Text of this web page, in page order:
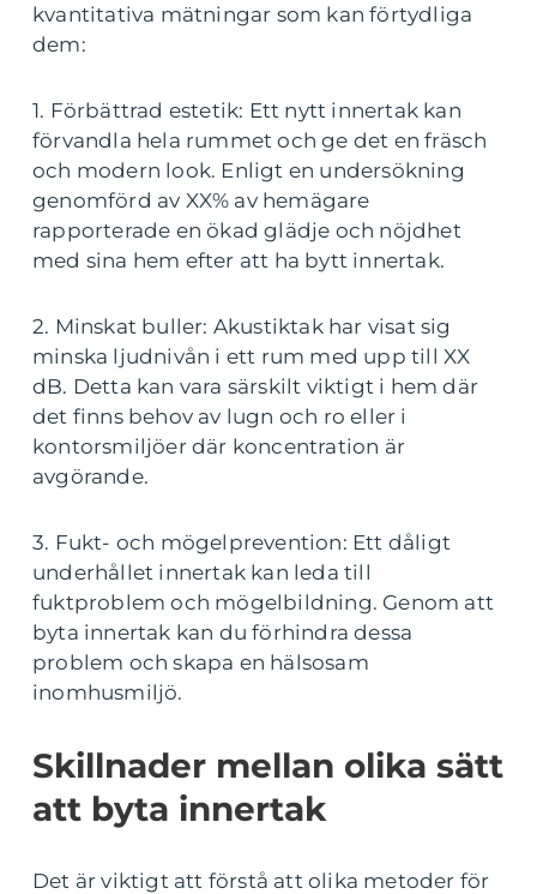
kvantitativa mätningar som kan förtydliga
dem:
1. Förbättrad estetik: Ett nytt innertak kan
förvandla hela rummet och ge det en fräsch
och modern look. Enligt en undersökning
genomförd av XX% av hemägare
rapporterade en ökad glädje och nöjdhet
med sina hem efter att ha bytt innertak.
2. Minskat buller: Akustiktak har visat sig
minska ljudnivån i ett rum med upp till XX
dB. Detta kan vara särskilt viktigt i hem där
det finns behov av lugn och ro eller i
kontorsmiljöer där koncentration är
avgörande.
3. Fukt- och mögelprevention: Ett dåligt
underhållet innertak kan leda till
fuktproblem och mögelbildning. Genom att
byta innertak kan du förhindra dessa
problem och skapa en hälsosam
inomhusmiljö.
Skillnader mellan olika sätt
att byta innertak
Det är viktigt att förstå att olika metoder för